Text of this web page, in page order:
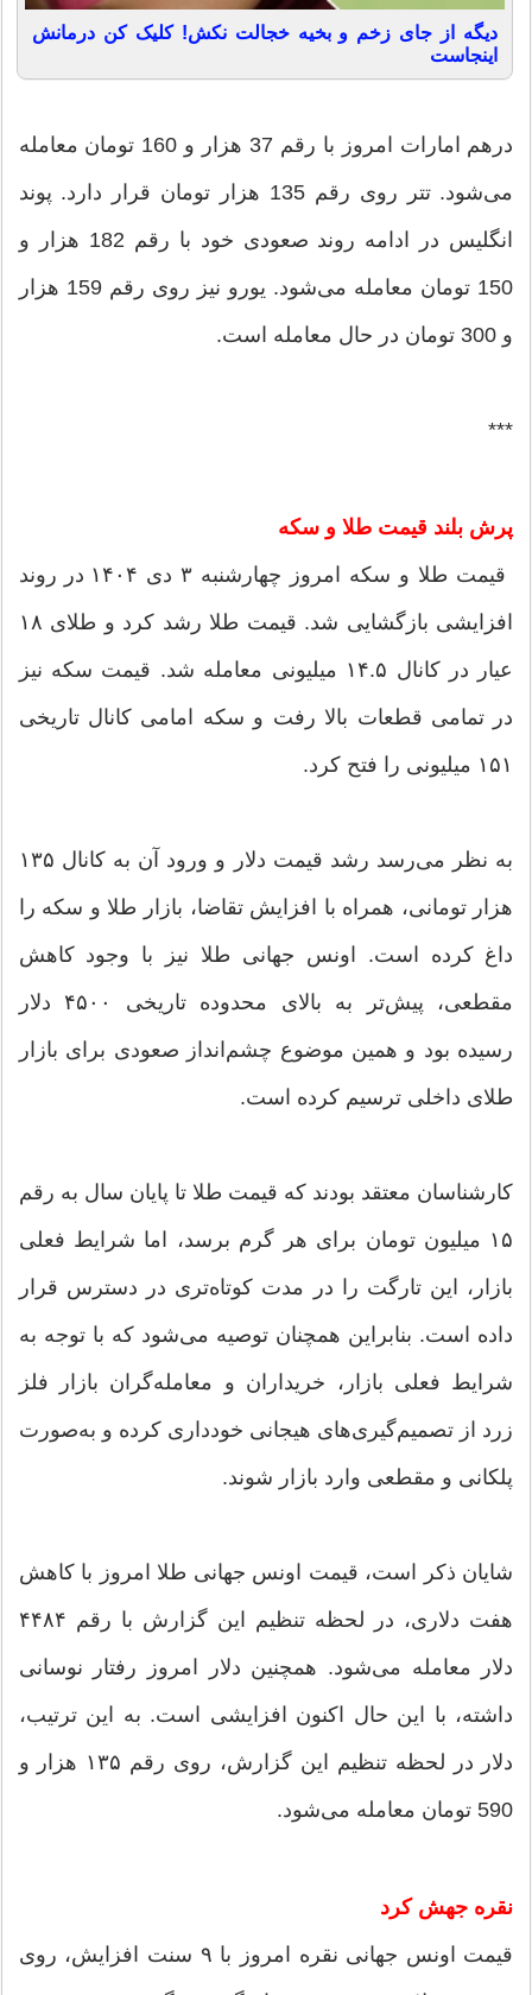
دیگه از جای زخم و بخیه خجالت نکش! کلیک کن درمانش
اینجاست
درهم امارات امروز با رقم 37 هزار و 160 تومان معامله
می‌شود. تتر روی رقم 135 هزار تومان قرار دارد. پوند
انگلیس در ادامه روند صعودی خود با رقم 182 هزار و
150 تومان معامله می‌شود. یورو نیز روی رقم 159 هزار
و 300 تومان در حال معامله است.
***
پرش بلند قیمت طلا و سکه
قیمت طلا و سکه امروز چهارشنبه ۳ دی ۱۴۰۴ در روند
افزایشی بازگشایی شد. قیمت طلا رشد کرد و طلای ۱۸
عیار در کانال ۱۴.۵ میلیونی معامله شد. قیمت سکه نیز
در تمامی قطعات بالا رفت و سکه امامی کانال تاریخی
۱۵۱ میلیونی را فتح کرد.
به نظر می‌رسد رشد قیمت دلار و ورود آن به کانال ۱۳۵
هزار تومانی، همراه با افزایش تقاضا، بازار طلا و سکه را
داغ کرده است. اونس جهانی طلا نیز با وجود کاهش
مقطعی، پیش‌تر به بالای محدوده تاریخی ۴۵۰۰ دلار
رسیده بود و همین موضوع چشم‌انداز صعودی برای بازار
طلای داخلی ترسیم کرده است.
کارشناسان معتقد بودند که قیمت طلا تا پایان سال به رقم
۱۵ میلیون تومان برای هر گرم برسد، اما شرایط فعلی
بازار، این تارگت را در مدت کوتاه‌تری در دسترس قرار
داده است. بنابراین همچنان توصیه می‌شود که با توجه به
شرایط فعلی بازار، خریداران و معامله‌گران بازار فلز
زرد از تصمیم‌گیری‌های هیجانی خودداری کرده و به‌صورت
پلکانی و مقطعی وارد بازار شوند.
شایان ذکر است، قیمت اونس جهانی طلا امروز با کاهش
هفت دلاری، در لحظه تنظیم این گزارش با رقم ۴۴۸۴
دلار معامله می‌شود. همچنین دلار امروز رفتار نوسانی
داشته،‌ با این حال اکنون افزایشی است. به این ترتیب،
دلار در لحظه تنظیم این گزارش، روی رقم ۱۳۵ هزار و
590 تومان معامله می‌شود.
نقره جهش کرد
قیمت اونس جهانی نقره امروز با ۹ سنت افزایش،‌ روی